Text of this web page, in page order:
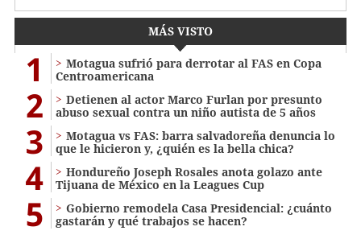
MÁS VISTO
1
Motagua sufrió para derrotar al FAS en Copa
Centroamericana
2
Detienen al actor Marco Furlan por presunto
abuso sexual contra un niño autista de 5 años
3
Motagua vs FAS: barra salvadoreña denuncia lo
que le hicieron y, ¿quién es la bella chica?
4
Hondureño Joseph Rosales anota golazo ante
Tijuana de México en la Leagues Cup
5
Gobierno remodela Casa Presidencial: ¿cuánto
gastarán y qué trabajos se hacen?